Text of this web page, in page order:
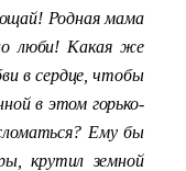
Родная мама
люби! Какая же
в сердце, чтобы
в этом горько-
Ему бы
крутил земной